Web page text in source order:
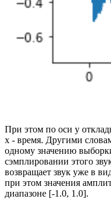
При этом по оси y
x - время. Другими
одному значению
сэмплировании этого
возвращает звук уже в
при этом значения
диапазоне [-1.0, 1.0].